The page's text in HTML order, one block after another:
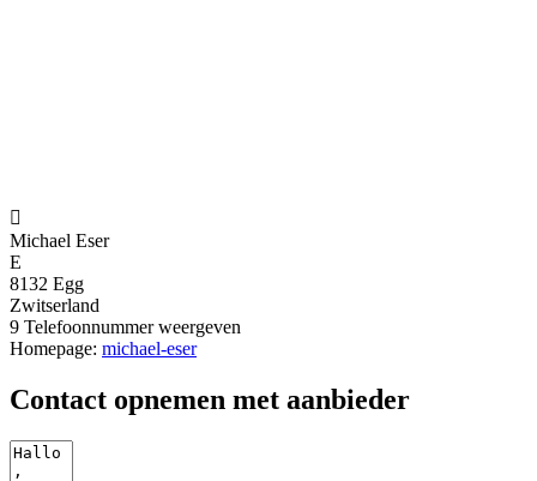

Michael Eser
E
8132 Egg
Zwitserland
9 Telefoonnummer weergeven
Homepage: michael-eser
Contact opnemen met aanbieder